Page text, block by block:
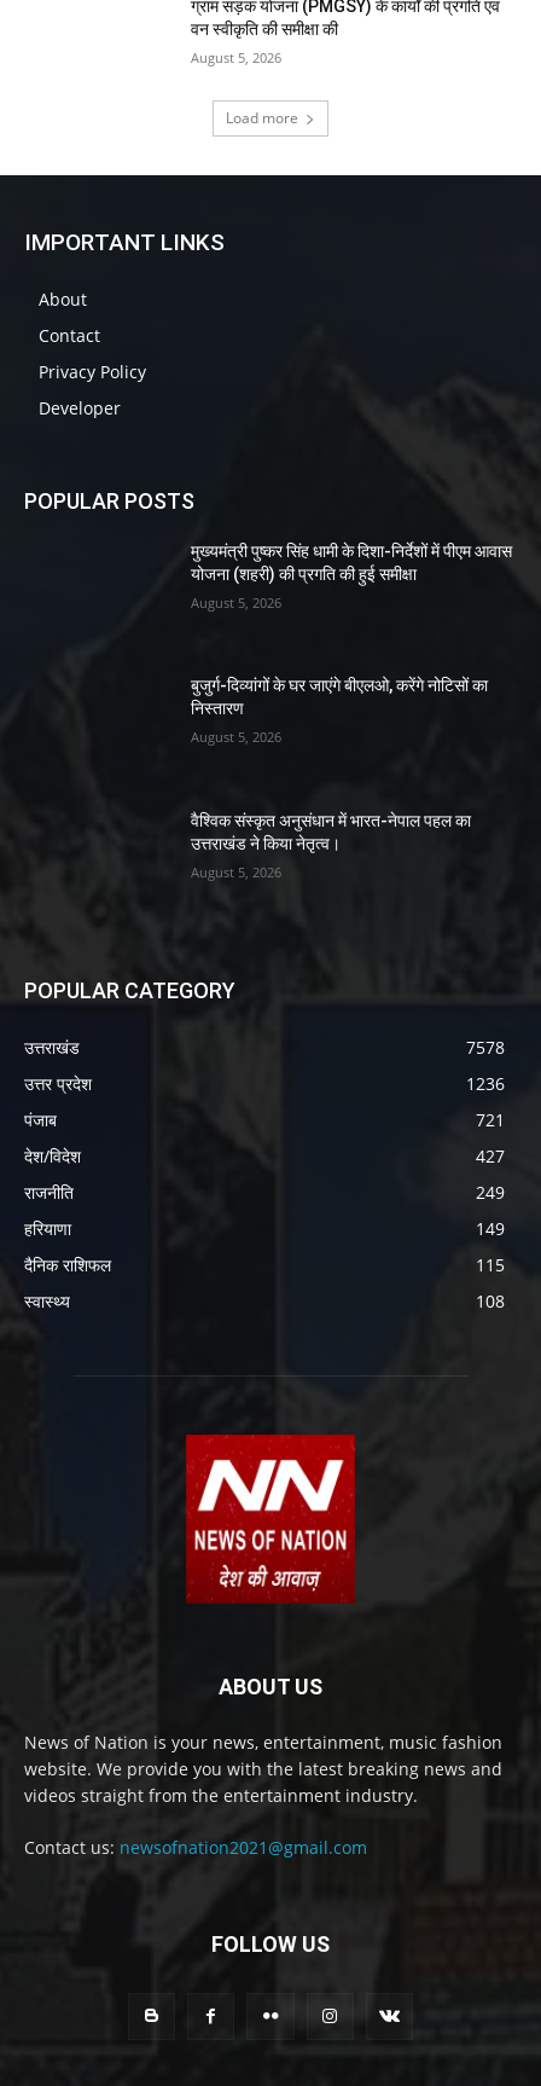
ग्राम सड़क योजना (PMGSY) के कार्यों की प्रगति एवं
वन स्वीकृति की समीक्षा की
August 5, 2026
Load more
IMPORTANT LINKS
About
Contact
Privacy Policy
Developer
POPULAR POSTS
मुख्यमंत्री पुष्कर सिंह धामी के दिशा-निर्देशों में पीएम आवास
योजना (शहरी) की प्रगति की हुई समीक्षा
August 5, 2026
बुजुर्ग-दिव्यांगों के घर जाएंगे बीएलओ, करेंगे नोटिसों का
निस्तारण
August 5, 2026
वैश्विक संस्कृत अनुसंधान में भारत-नेपाल पहल का
उत्तराखंड ने किया नेतृत्व।
August 5, 2026
POPULAR CATEGORY
उत्तराखंड
7578
उत्तर प्रदेश
1236
पंजाब
721
देश/विदेश
427
राजनीति
249
हरियाणा
149
दैनिक राशिफल
115
स्वास्थ्य
108
ABOUT US
News of Nation is your news, entertainment, music fashion
website. We provide you with the latest breaking news and
videos straight from the entertainment industry.
Contact us: newsofnation2021@gmail.com
FOLLOW US